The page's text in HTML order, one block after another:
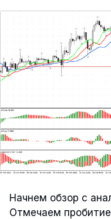
Начнем обзор с
Отмечаем